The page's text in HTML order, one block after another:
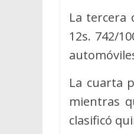
La tercera
12s. 742/
La cuarta
mientras
clasificó